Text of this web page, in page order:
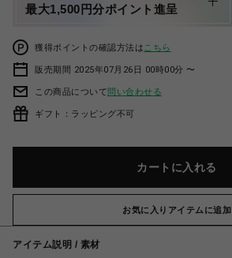
最大1,500円分ポイント進呈
獲得ポイントの確認方法は こちら
販売期間 2025年07月26日 00時00分 〜
この商品について問い合わせる
ギフト：ラッピング不可
カートに入れる
お気に入りアイテムに追加
アイテム説明 / 素材